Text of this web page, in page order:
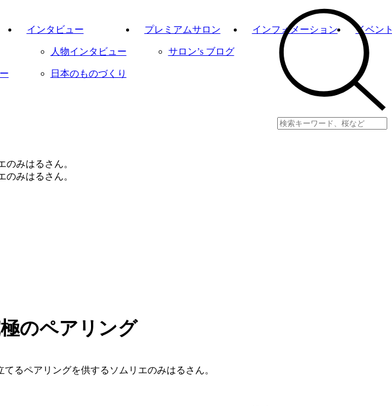
インタビュー
人物インタビュー
日本のものづくり
プレミアムサロン
サロン’s ブログ
インフォメーション イベン
のペアリング
るペアリングを供するソムリエのみはるさん。